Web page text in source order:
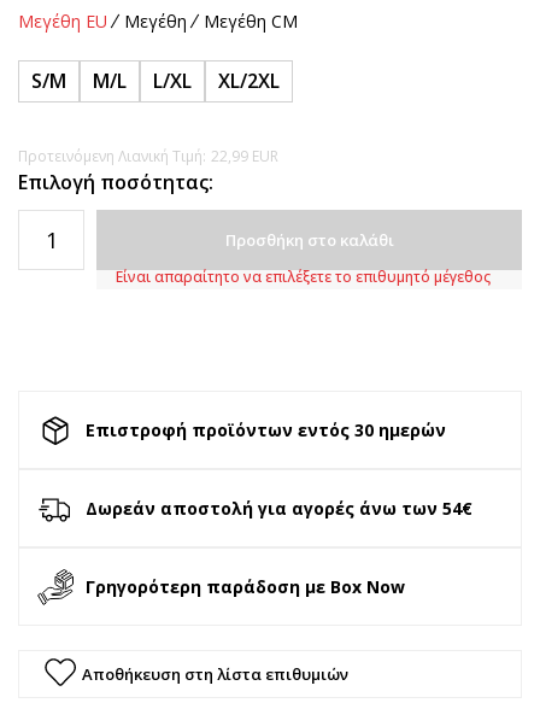
Μεγέθη EU Μεγέθη Μεγέθη CM
S/M M/L L/XL XL/2XL
Προτεινόμενη Λιανική Τιμή: 22,99 EUR
Επιλογή ποσότητας:
Προσθήκη στο καλάθι
Είναι απαραίτητο να επιλέξετε το επιθυμητό μέγεθος
Επιστροφή προϊόντων εντός 30 ημερών
Δωρεάν αποστολή για αγορές άνω των 54€
Γρηγορότερη παράδοση με Box Now
Αποθήκευση στη λίστα επιθυμιών